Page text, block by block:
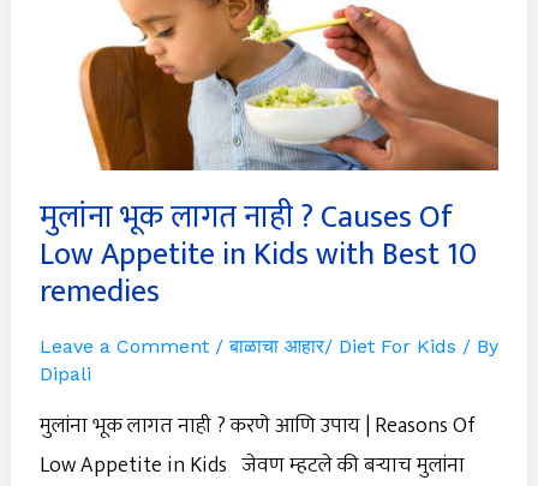
मुलांना भूक लागत नाही ? Causes Of
Low Appetite in Kids with Best 10
remedies
Leave a Comment /बाळाचा आहार/ Diet For Kids / By
Dipali
मुलांना भूक लागत नाही ? करणे आणि उपाय | Reasons Of
Low Appetite in Kids जेवण म्हटले की बऱ्याच मुलांना
Appetite
in
Kids
with
Best
remedies